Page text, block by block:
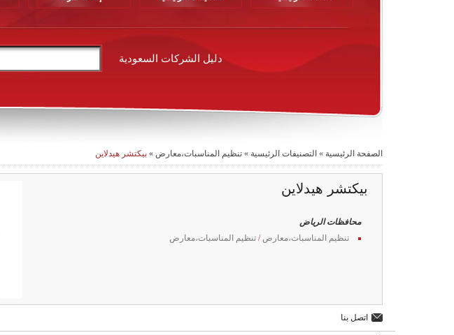
دليل الشركات السعودية
الصفحة الرئيسية » التصنيفات الرئيسية » تنظيم المناسبات،معارض » بيكتشر هيدلاين
بيكتشر هيدلاين
محافظات الرياض
تنظيم المناسبات،معارض / تنظيم المناسبات،معارض
اتصل بنا